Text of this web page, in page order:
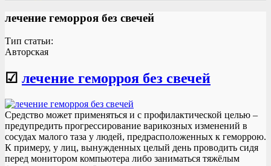
лечение геморроя без свечей
Тип статьи:
Авторская
☑ лечение геморроя без свечей
Средство может применяться и с профилактической целью –
предупредить прогрессирование варикозных изменений в
сосудах малого таза у людей, предрасположенных к геморрою.
К примеру, у лиц, вынужденных целый день проводить сидя
перед монитором компьютера либо заниматься тяжёлым